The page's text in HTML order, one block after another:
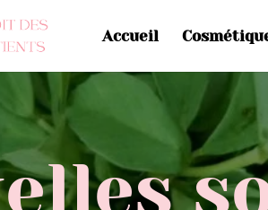
Accueil